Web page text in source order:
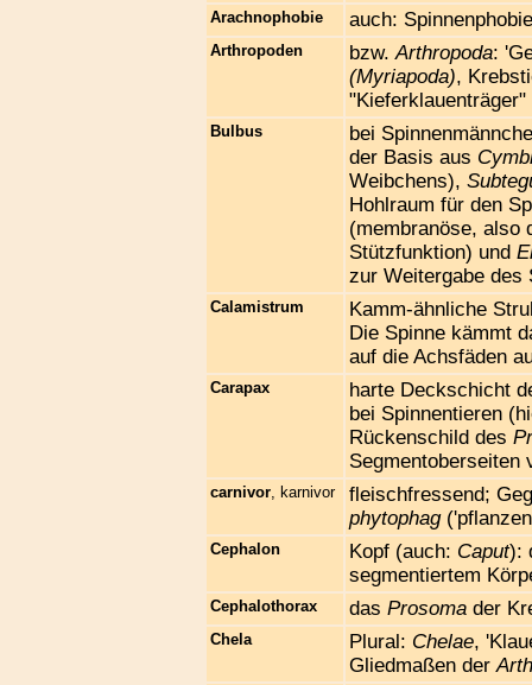
Arachnophobie auch:
Arthropoden bzw.Arthropoda:
(Myriapoda),
"Kieferklauenträger"
Bulbus
bei
der Basis aus
Weibchens),
Hohlraum für den
(membranöse, also
Stützfunktion) und
zur Weitergabe des
Calamistrum
Kamm-ähnliche
Die Spinne kämmt
auf die Achsfäden
Carapax
harte Deckschicht
bei Spinnentieren
Rückenschild des
Segmentoberseiten
carnivor , karnivor
fleischfressend;
phytophag
Cephalon Kopf (auch: Caput):
segmentiertem
Cephalothorax das Prosoma der
Chela Plural: Chelae,
Gliedmaßen der